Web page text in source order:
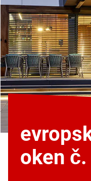
oken č.